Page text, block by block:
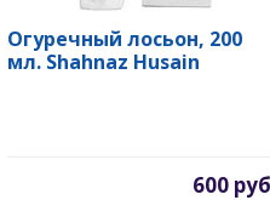
Огуречный лосьон, 200
мл. Shahnaz Husain
600